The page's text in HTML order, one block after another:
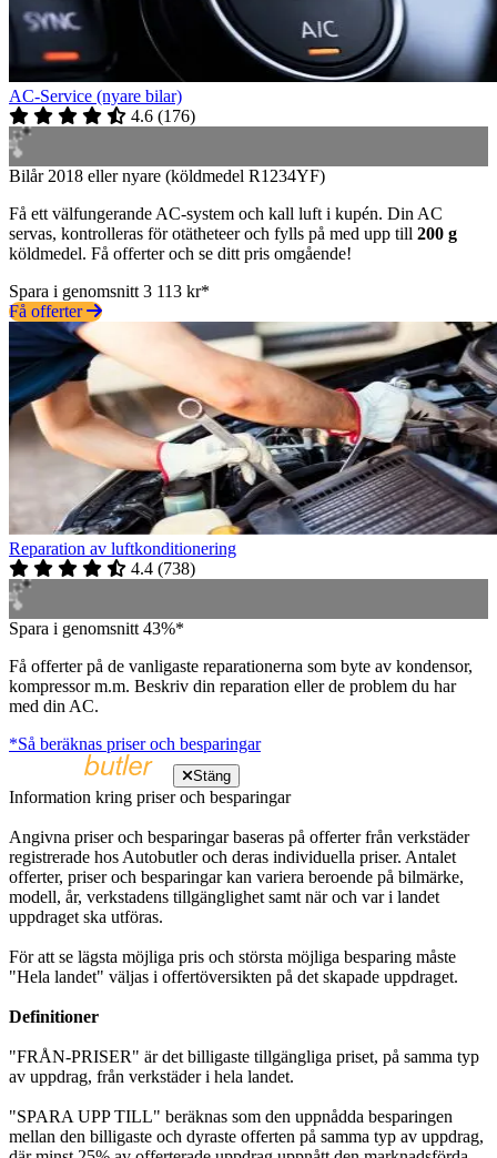
AC-Service (nyare bilar)
4.6 (176)
Bilår 2018 eller nyare (köldmedel R1234YF)
Få ett välfungerande AC-system och kall luft i kupén. Din AC
servas, kontrolleras för otätheteer och fylls på med upp till 200 g
köldmedel. Få offerter och se ditt pris omgående!
Spara i genomsnitt 3 113 kr*
Få offerter
Reparation av luftkonditionering
4.4 (738)
Spara i genomsnitt 43%*
Få offerter på de vanligaste reparationerna som byte av kondensor,
kompressor m.m. Beskriv din reparation eller de problem du har
med din AC.
*Så beräknas priser och besparingar
Stäng
Information kring priser och besparingar
Angivna priser och besparingar baseras på offerter från verkstäder
registrerade hos Autobutler och deras individuella priser. Antalet
offerter, priser och besparingar kan variera beroende på bilmärke,
modell, år, verkstadens tillgänglighet samt när och var i landet
uppdraget ska utföras.
För att se lägsta möjliga pris och största möjliga besparing måste
"Hela landet" väljas i offertöversikten på det skapade uppdraget.
Definitioner
"FRÅN-PRISER" är det billigaste tillgängliga priset, på samma typ
av uppdrag, från verkstäder i hela landet.
"SPARA UPP TILL" beräknas som den uppnådda besparingen
mellan den billigaste och dyraste offerten på samma typ av uppdrag,